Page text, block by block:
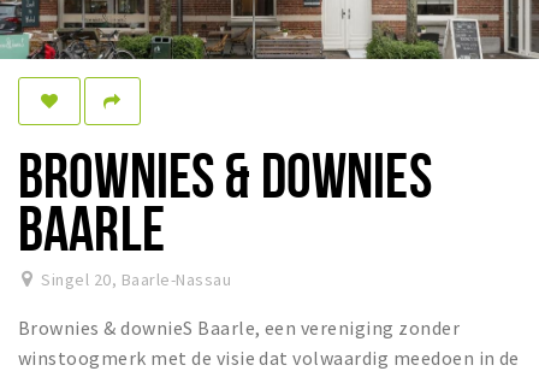
Manger
Boire
Dormir
Achats
Parking
BROWNIES & DOWNIES
BAARLE
Singel 20, Baarle-Nassau
Brownies & downieS Baarle, een vereniging zonder
winstoogmerk met de visie dat volwaardig meedoen in de